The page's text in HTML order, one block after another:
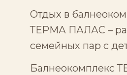
Отдых в
ТЕРМА ПАЛАС –
семейных пар с
Балнеокомплекс